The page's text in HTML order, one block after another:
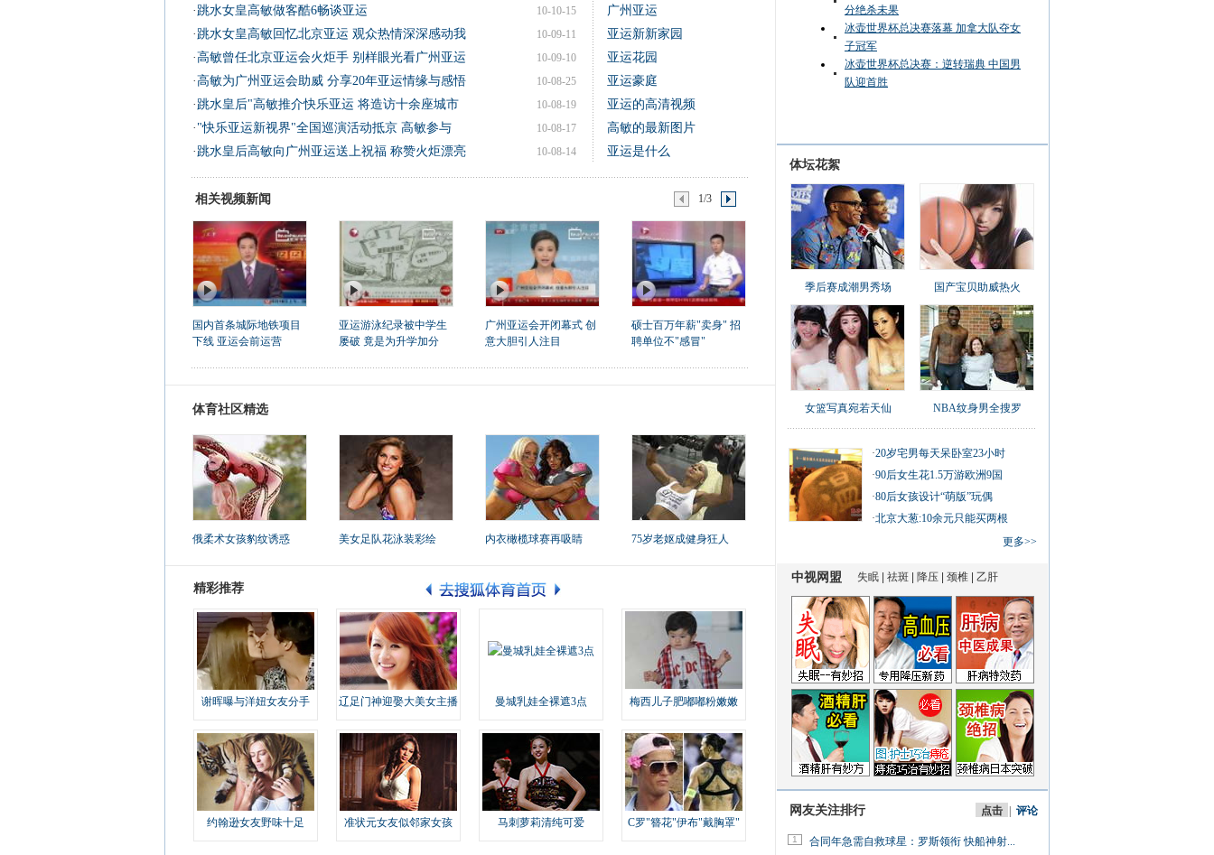
10-10-15
· 跳水女皇高敏做客酷6畅谈亚运
10-09-11
· 跳水女皇高敏回忆北京亚运 观众热情深深感动我
10-09-10
·高敏曾任北京亚运会火炬手 别样眼光看广州亚运
10-08-25
·高敏为广州亚运会助威 分享20年亚运情缘与感悟
10-08-19
· 跳水皇后"高敏推介快乐亚运 将造访十余座城市
10-08-17
· "快乐亚运新视界"全国巡演活动抵京 高敏参与
10-08-14
· 跳水皇后高敏向广州亚运送上祝福 称赞火炬漂亮
广州亚运
亚运新新家园
亚运花园
亚运豪庭
亚运的高清视频
高敏的最新图片
亚运是什么
相关视频新闻 1/3
国内首条城际地铁项目
下线 亚运会前运营
亚运游泳纪录被中学生
屡破 竟是为升学加分
广州亚运会开闭幕式 创
意大胆引人注目
硕士百万年薪"卖身" 招
聘单位不"感冒"
体育社区精选
俄柔术女孩豹纹诱惑 美女足队花泳装彩绘 内衣橄榄球赛再吸睛 75岁老妪成健身狂人
精彩推荐
谢晖曝与洋妞女友分手 辽足门神迎娶大美女主播 曼城乳娃全裸遮3点 梅西儿子肥嘟嘟粉嫩嫩
约翰逊女友野味十足 准状元女友似邻家女孩 马刺萝莉清纯可爱 C罗"簪花"伊布"戴胸罩"
体坛花絮
季后赛成潮男秀场 国产宝贝助威热火
女篮写真宛若天仙 NBA纹身男全搜罗
·20岁宅男每天呆卧室23小时
·90后女生花1.5万游欧洲9国
·80后女孩设计“萌版”玩偶
·北京大葱:10余元只能买两根
更多>>
网友关注排行 点击 评论
1 合同年急需自救球星：罗斯领衔 快船神射...